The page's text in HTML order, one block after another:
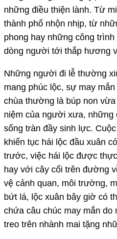
những điều thiện lành. Từ
thành phố nhộn nhịp, từ
phong hay những công
dòng người tới thắp hương
Những người đi lễ thường
mang phúc lộc, sự may
chùa thường là búp non
niệm của người xưa, những
sống tràn đầy sinh lực.
khiến tục hái lộc đầu xuân
trước, việc hái lộc được
hay với cây cối trên đường
vệ cảnh quan, môi trường,
bứt lá, lộc xuân bây giờ có
chứa câu chúc may mắn do
treo trên nhành mai tặng